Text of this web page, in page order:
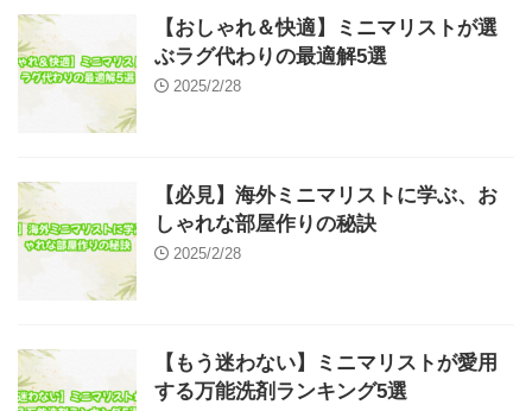
【おしゃれ＆快適】ミニマリストが選
ぶラグ代わりの最適解5選
2025/2/28
【必見】海外ミニマリストに学ぶ、お
しゃれな部屋作りの秘訣
2025/2/28
【もう迷わない】ミニマリストが愛用
する万能洗剤ランキング5選